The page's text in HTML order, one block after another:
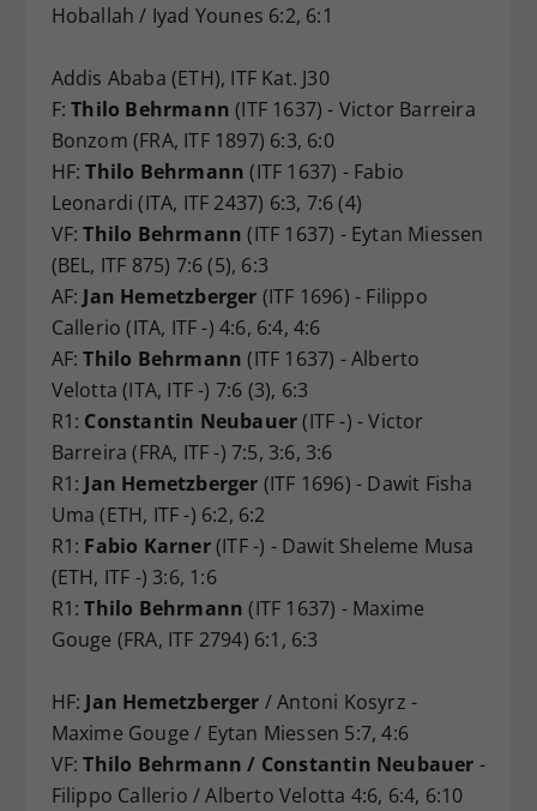
Hoballah / Iyad Younes 6:2, 6:1
Addis Ababa (ETH), ITF Kat. J30
F:Thilo Behrmann (ITF 1637) - Victor Barreira
Bonzom (FRA, ITF 1897) 6:3, 6:0
HF:Thilo Behrmann (ITF 1637) - Fabio
Leonardi (ITA, ITF 2437) 6:3, 7:6 (4)
VF:Thilo Behrmann (ITF 1637) - Eytan Miessen
(BEL, ITF 875) 7:6 (5), 6:3
AF: Jan Hemetzberger (ITF 1696) - Filippo
Callerio (ITA, ITF -) 4:6, 6:4, 4:6
AF:Thilo Behrmann (ITF 1637) - Alberto
Velotta (ITA, ITF -) 7:6 (3), 6:3
R1: Constantin Neubauer(ITF -) - Victor
Barreira (FRA, ITF -) 7:5, 3:6, 3:6
R1: Jan Hemetzberger (ITF 1696) - Dawit Fisha
Uma (ETH, ITF -) 6:2, 6:2
R1: Fabio Karner(ITF -) - Dawit Sheleme Musa
(ETH, ITF -) 3:6, 1:6
R1:Thilo Behrmann (ITF 1637) - Maxime
Gouge (FRA, ITF 2794) 6:1, 6:3
HF: Jan Hemetzberger / Antoni Kosyrz -
Maxime Gouge / Eytan Miessen 5:7, 4:6
VF:Thilo Behrmann / Constantin Neubauer -
Filippo Callerio / Alberto Velotta 4:6, 6:4, 6:10